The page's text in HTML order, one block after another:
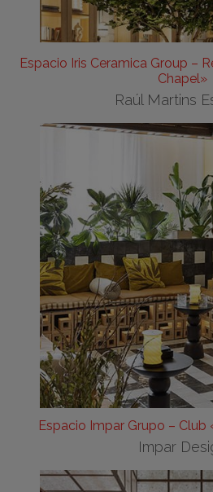
Espacio Iris Ceramica Group –
Chapel»
Raúl Martins
Espacio Impar Grupo – Club
Impar